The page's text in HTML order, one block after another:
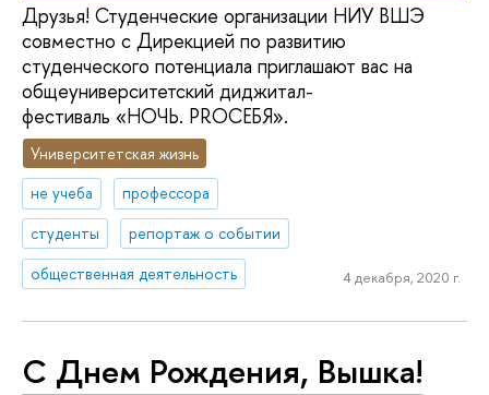
Друзья! Студенческие организации НИУ ВШЭ
совместно с Дирекцией по развитию
студенческого потенциала приглашают вас на
общеуниверситетский диджитал-
фестиваль «НОЧЬ. PROСЕБЯ».
Университетская жизнь
не учеба
профессора
студенты
репортаж о событии
общественная деятельность
4 декабря, 2020 г.
С Днем Рождения, Вышка!